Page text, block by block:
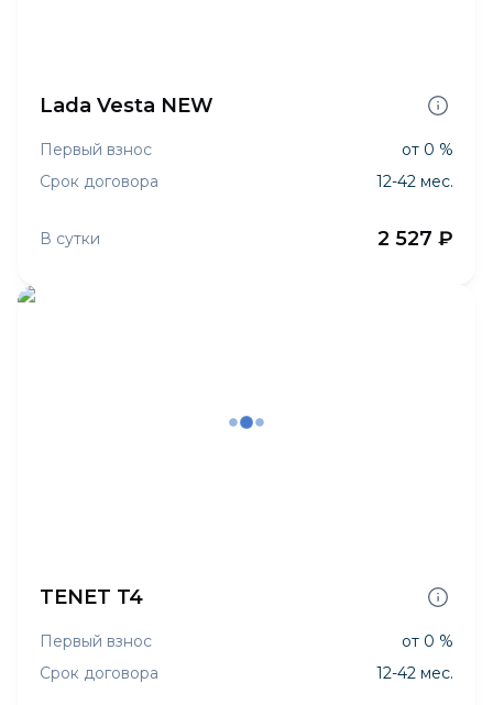
Lada Vesta NEW
Первый взнос
от 0 %
Срок договора
12-42 мес.
В сутки 2 527 ₽
TENET T4
Первый взнос
от 0 %
Срок договора
12-42 мес.